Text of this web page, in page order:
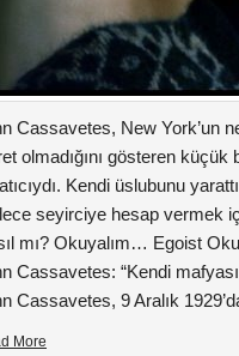
Cassavetes, New York’un
olmadığını gösteren
Kendi üslubunu
seyirciye hesap vermek
mı? Okuyalım… Egoist
Cassavetes: “Kendi
Cassavetes, 9 Aralık
More